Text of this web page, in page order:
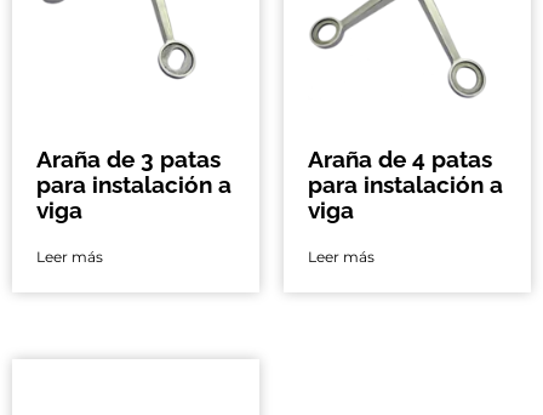
Araña de 3 patas
para instalación a
viga
Leer más
Araña de 4 patas
para instalación a
viga
Leer más